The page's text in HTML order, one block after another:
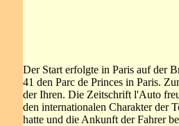
Der Start erfolgte in Paris auf der
41 den Parc de Princes in Paris.
der Ihren. Die Zeitschrift l'Auto
den internationalen Charakter der
hatte und die Ankunft der Fahrer